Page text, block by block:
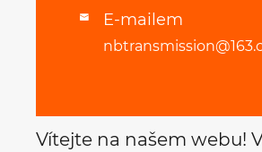
 E-mailem
Vítejte na našem webu!